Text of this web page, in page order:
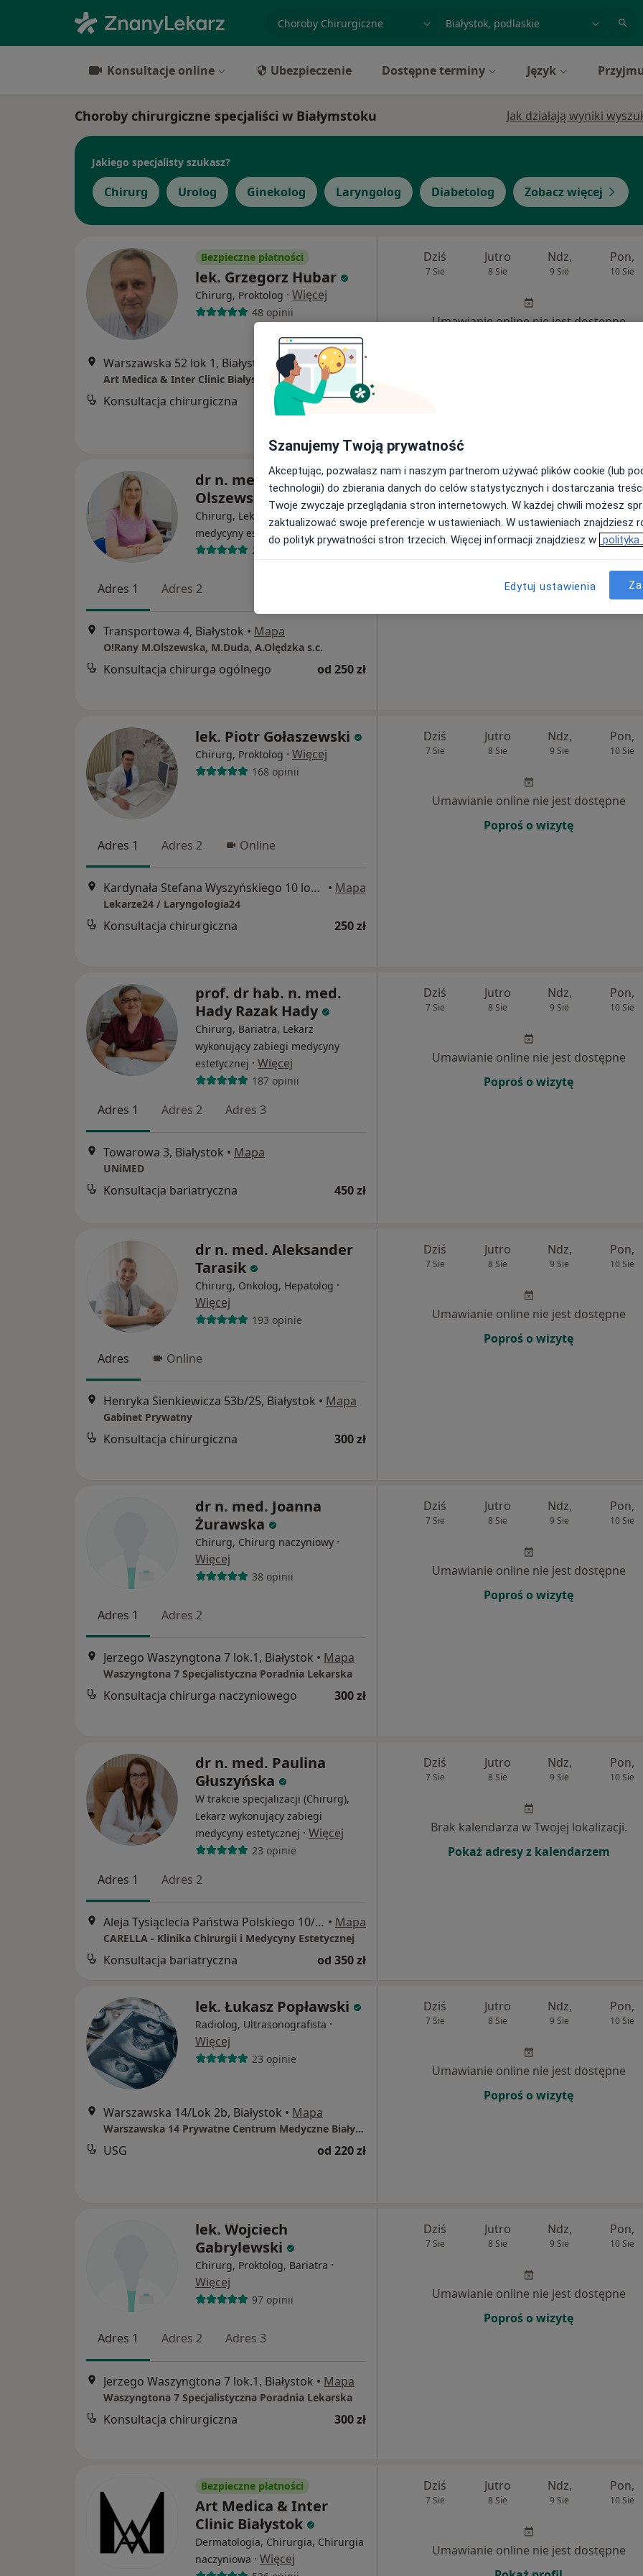
Konsultacje online Ubezpieczenie Dostępne terminy Język
Choroby chirurgiczne specjaliści w Białymstoku Jak działają wyniki
Jakiego specjalisty szukasz?
Chirurg Urolog Ginekolog Laryngolog Diabetolog Zobacz więcej
Bezpieczne płatności
lek. Grzegorz Hubar
Chirurg, Proktolog · Więcej
48 opinii
Warszawska 52 lok 1, Białystok • Mapa
Art Medica & Inter Clinic Białystok
Konsultacja chirurgiczna 300 zł
Dziś
7 Sie
Jutro
8 Sie
Ndz,
9 Sie
Pon,
10 Sie
Umawianie online nie jest dostępne
dr n. med. Magdalena
Olszewska
Chirurg, Lekarz wykonujący zabiegi
medycyny estetycznej· Więcej
27 opinii
Adres 1 Adres 2
Transportowa 4, Białystok • Mapa
O!Rany M.Olszewska, M.Duda, A.Olędzka s.c.
Konsultacja chirurga ogólnego od 250 zł
Dziś
7 Sie
Jutro
8 Sie
Ndz,
9 Sie
Pon,
10 Sie
Umawianie online nie jest dostępne
lek. Piotr Gołaszewski
Chirurg, Proktolog · Więcej
168 opinii
Adres 1 Adres 2 Online
Kardynała Stefana Wyszyńskiego 10 lok. U8, Białystok • Mapa
Lekarze24 / Laryngologia24
Konsultacja chirurgiczna 250 zł
Dziś
7 Sie
Jutro
8 Sie
Ndz,
9 Sie
Pon,
10 Sie
Umawianie online nie jest dostępne
Poproś o wizytę
prof. dr hab. n. med.
Hady Razak Hady
Chirurg, Bariatra, Lekarz
wykonujący zabiegi medycyny
estetycznej · Więcej
187 opinii
Adres 1 Adres 2 Adres 3
Towarowa 3, Białystok • Mapa
UNiMED
Konsultacja bariatryczna 450 zł
Dziś
7 Sie
Jutro
8 Sie
Ndz,
9 Sie
Pon,
10 Sie
Umawianie online nie jest dostępne
Poproś o wizytę
dr n. med. Aleksander
Tarasik
Chirurg, Onkolog, Hepatolog ·
Więcej
193 opinie
Adres Online
Henryka Sienkiewicza 53b/25, Białystok • Mapa
Gabinet Prywatny
Konsultacja chirurgiczna 300 zł
Dziś
7 Sie
Jutro
8 Sie
Ndz,
9 Sie
Pon,
10 Sie
Umawianie online nie jest dostępne
Poproś o wizytę
dr n. med. Joanna
Żurawska
Chirurg, Chirurg naczyniowy ·
Więcej
38 opinii
Adres 1 Adres 2
Jerzego Waszyngtona 7 lok.1, Białystok • Mapa
Waszyngtona 7 Specjalistyczna Poradnia Lekarska
Konsultacja chirurga naczyniowego 300 zł
Dziś
7 Sie
Jutro
8 Sie
Ndz,
9 Sie
Pon,
10 Sie
Umawianie online nie jest dostępne
Poproś o wizytę
dr n. med. Paulina
Głuszyńska
W trakcie specjalizacji (Chirurg),
Lekarz wykonujący zabiegi
medycyny estetycznej · Więcej
23 opinie
Adres 1 Adres 2
Aleja Tysiąclecia Państwa Polskiego 10/ 2b, Białystok • Mapa
CARELLA - Klinika Chirurgii i Medycyny Estetycznej
Konsultacja bariatryczna od 350 zł
Dziś
7 Sie
Jutro
8 Sie
Ndz,
9 Sie
Pon,
10 Sie
Brak kalendarza w Twojej lokalizacji.
Pokaż adresy z kalendarzem
lek. Łukasz Popławski
Radiolog, Ultrasonografista ·
Więcej
23 opinie
Warszawska 14/Lok 2b, Białystok • Mapa
Warszawska 14 Prywatne Centrum Medyczne Białystok
USG od 220 zł
Dziś
7 Sie
Jutro
8 Sie
Ndz,
9 Sie
Pon,
10 Sie
Umawianie online nie jest dostępne
Poproś o wizytę
lek. Wojciech
Gabrylewski
Chirurg, Proktolog, Bariatra ·
Więcej
97 opinii
Adres 1 Adres 2 Adres 3
Jerzego Waszyngtona 7 lok.1, Białystok • Mapa
Waszyngtona 7 Specjalistyczna Poradnia Lekarska
Konsultacja chirurgiczna 300 zł
Dziś
7 Sie
Jutro
8 Sie
Ndz,
9 Sie
Pon,
10 Sie
Umawianie online nie jest dostępne
Poproś o wizytę
Bezpieczne płatności
Art Medica & Inter
Clinic Białystok
Dermatologia, Chirurgia, Chirurgia
naczyniowa · Więcej
Dziś
7 Sie
Jutro
8 Sie
Ndz,
9 Sie
Pon,
10 Sie
Umawianie online nie jest dostępne
Szanujemy Twoją prywatność
Akceptując, pozwalasz nam i naszym partnerom używać plików cookie (lub
technologii) do zbierania danych do celów statystycznych i dostarczania
Twoje zwyczaje przeglądania stron internetowych. W każdej chwili możesz
zaktualizować swoje preferencje w ustawieniach. W ustawieniach znajdziesz
do polityk prywatności stron trzecich. Więcej informacji znajdziesz w polityka
Edytuj ustawienia